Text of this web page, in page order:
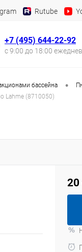
Rutube
+7 (495) 644-22-92
с 9:00 до 18:00
бассейна •
Lahme (8710050)
20